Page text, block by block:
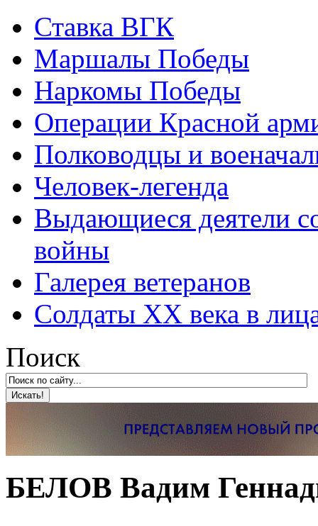
Ставка ВГК
Маршалы Победы
Наркомы Победы
Операции Красной
Полководцы и
Человек-легенда
Выдающиеся деятели
войны
Галерея ветеранов
Солдаты XX века в
Поиск
БЕЛОВ Вадим